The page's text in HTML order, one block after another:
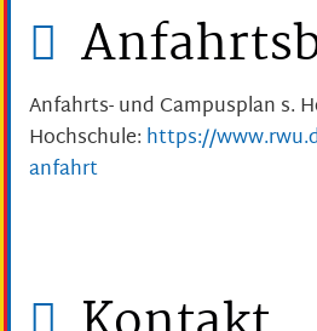
Anfahrts- und Campusplan s.
Hochschule: https://
anfahrt